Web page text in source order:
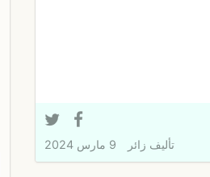
تأليف زائر 9 مارس 2024